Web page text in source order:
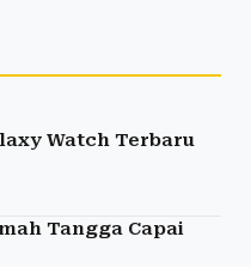
Watch Terbaru
Tangga Capai